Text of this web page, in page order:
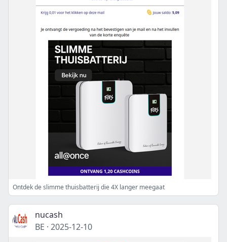
Ontdek de slimme thuisbatterij die 4X langer meegaat
nucash
BE · 2025-12-10